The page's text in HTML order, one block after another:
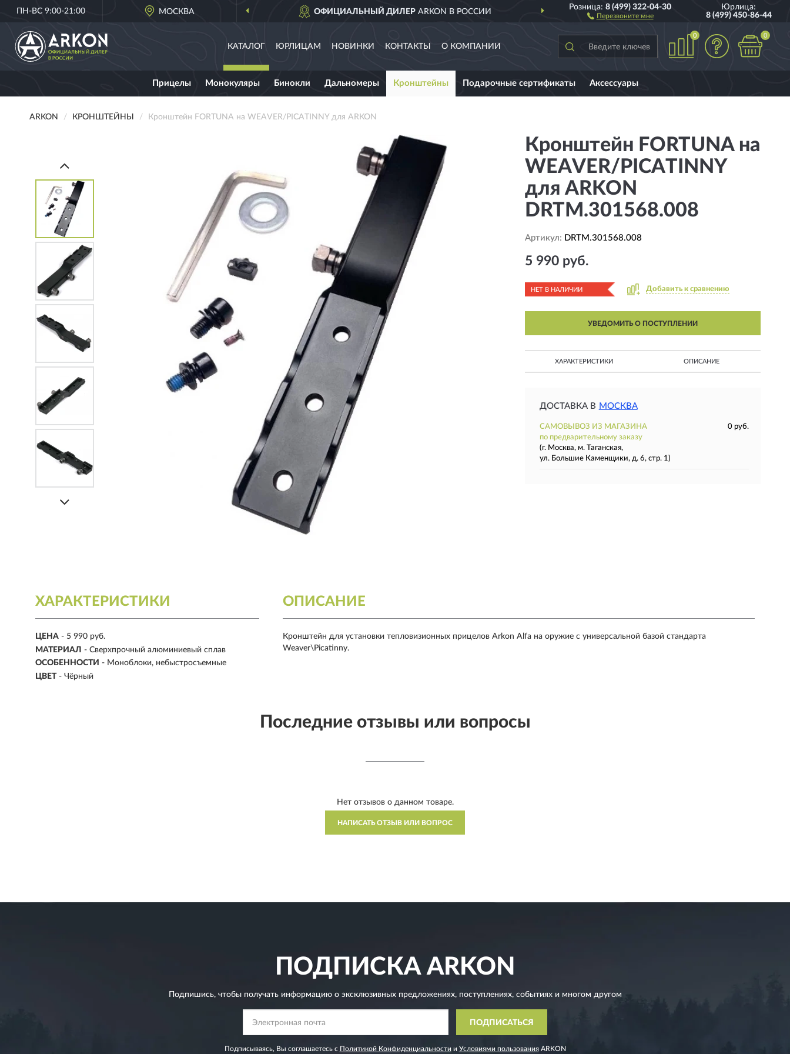
ПН-ВС 9:00-21:00 МОСКВА ОФИЦИАЛЬНЫЙ ДИЛЕРARKON В РОССИИ ДОСТАВИМ ПО ВСЕЙ РОССИИ
Розница:8 (499) 322-04-30
Перезвоните мне
Юрлица:
8 (499) 450-86-44
КАТАЛОГ ЮРЛИЦАМ НОВИНКИ КОНТАКТЫ О КОМПАНИИ
0 0
Прицелы Монокуляры Бинокли Дальномеры Кронштейны Подарочные сертификаты Аксессуары
ARKON КРОНШТЕЙНЫ Кронштейн FORTUNA на WEAVER/PICATINNY для ARKON
Кронштейн FORTUNA на
WEAVER/PICATINNY
для ARKON
DRTM.301568.008
Артикул: DRTM.301568.008
5 990 руб.
НЕТ В НАЛИЧИИ Добавить к сравнению
УВЕДОМИТЬ О ПОСТУПЛЕНИИ
ХАРАКТЕРИСТИКИ ОПИСАНИЕ
ДОСТАВКА В МОСКВА
САМОВЫВОЗ ИЗ МАГАЗИНА
0 руб.
по предварительному заказу
(г. Москва, м. Таганская,
ул. Большие Каменщики, д. 6, стр. 1)
ХАРАКТЕРИСТИКИ
ЦЕНА - 5 990 руб.
МАТЕРИАЛ - Сверхпрочный алюминиевый сплав
ОСОБЕННОСТИ - Моноблоки, небыстросъемные
ЦВЕТ - Чёрный
ОПИСАНИЕ
Кронштейн для установки тепловизионных прицелов Arkon Alfa на оружие с универсальной базой стандарта
Weaver\Picatinny.
Последние отзывы или вопросы
Нет отзывов о данном товаре.
НАПИСАТЬ ОТЗЫВ ИЛИ ВОПРОС
ПОДПИСКАARKON
Подпишись, чтобы получать информацию о эксклюзивных предложениях,поступлениях, событиях и многом другом
ПОДПИСАТЬСЯ
Подписываясь, Вы соглашаетесь с Политикой Конфиденциальности и Условиями пользованияARKON